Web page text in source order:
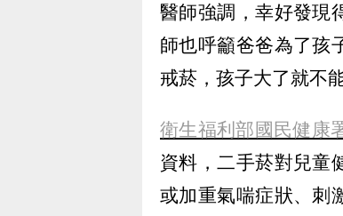
醫師強調，幸好發現
師也呼籲爸爸為了孩
戒菸，孩子大了就不
衛生福利部國民健康
資料，二手菸對兒童
或加重氣喘症狀、刺